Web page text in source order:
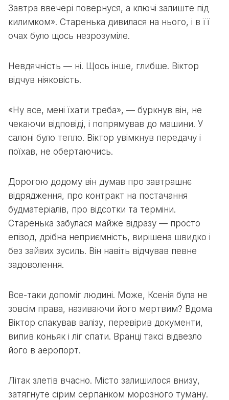
Завтра ввечері повернуся, а ключі залиште під
килимком». Старенька дивилася на нього, і в її
очах було щось незрозуміле.
Невдячність — ні. Щось інше, глибше. Віктор
відчув ніяковість.
«Ну все, мені їхати треба», — буркнув він, не
чекаючи відповіді, і попрямував до машини. У
салоні було тепло. Віктор увімкнув передачу і
поїхав, не обертаючись.
Дорогою додому він думав про завтрашнє
відрядження, про контракт на постачання
будматеріалів, про відсотки та терміни.
Старенька забулася майже відразу — просто
епізод, дрібна неприємність, вирішена швидко і
без зайвих зусиль. Він навіть відчував певне
задоволення.
Все-таки допоміг людині. Може, Ксенія була не
зовсім права, називаючи його мертвим? Вдома
Віктор спакував валізу, перевірив документи,
випив коньяк і ліг спати. Вранці таксі відвезло
його в аеропорт.
Літак злетів вчасно. Місто залишилося внизу,
затягнуте сірим серпанком морозного туману.